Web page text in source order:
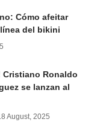
Cómo afeitar
del bikini
Cristiano Ronaldo
se lanzan al
August, 2025